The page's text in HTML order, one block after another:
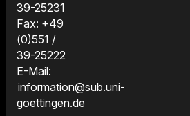
http://www.ifak-
goettingen.de/
Webseite
http://www.dpz.gwdg.de/
39-25231
Fax: +49
(0)551 /
39-25222
E-Mail:
information@sub.uni-
goettingen.de